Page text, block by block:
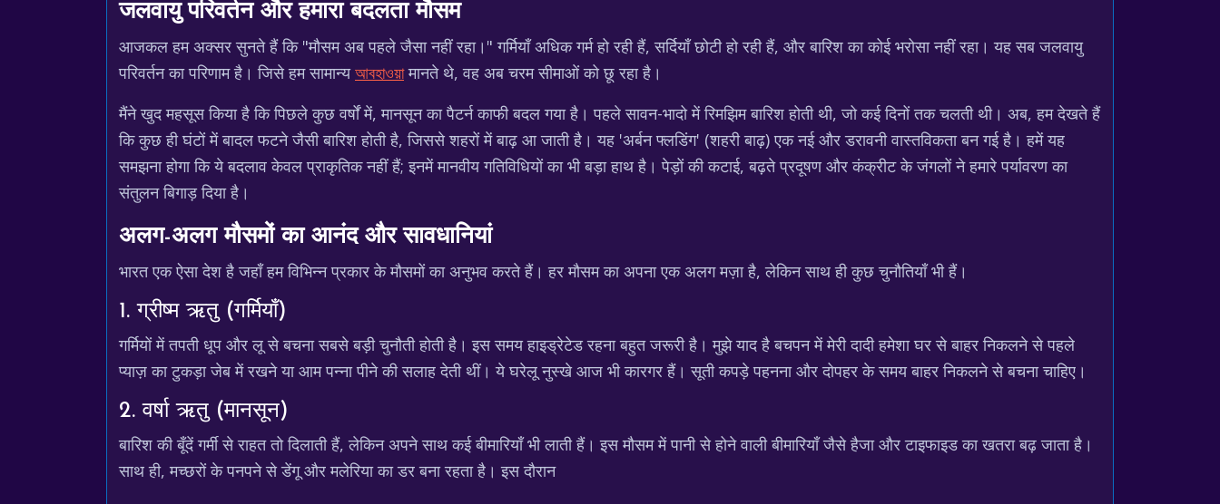
जलवायु परिवर्तन और हमारा बदलता मौसम
आजकल हम अक्सर सुनते हैं कि "मौसम अब पहले जैसा नहीं रहा।" गर्मियाँ अधिक गर्म हो रही हैं, सर्दियाँ छोटी हो रही हैं, और बारिश का कोई भरोसा नहीं रहा। यह सब जलवायु
परिवर्तन का परिणाम है। जिसे हम सामान्यআবহাওয়াमानते थे, वह अब चरम सीमाओं को छू रहा है।
मैंने खुद महसूस किया है कि पिछले कुछ वर्षों में, मानसून का पैटर्न काफी बदल गया है। पहले सावन-भादो में रिमझिम बारिश होती थी, जो कई दिनों तक चलती थी। अब, हम देखते हैं
कि कुछ ही घंटों में बादल फटने जैसी बारिश होती है, जिससे शहरों में बाढ़ आ जाती है। यह 'अर्बन फ्लडिंग' (शहरी बाढ़) एक नई और डरावनी वास्तविकता बन गई है। हमें यह
समझना होगा कि ये बदलाव केवल प्राकृतिक नहीं हैं; इनमें मानवीय गतिविधियों का भी बड़ा हाथ है। पेड़ों की कटाई, बढ़ते प्रदूषण और कंक्रीट के जंगलों ने हमारे पर्यावरण का
संतुलन बिगाड़ दिया है।
अलग-अलग मौसमों का आनंद और सावधानियां
भारत एक ऐसा देश है जहाँ हम विभिन्न प्रकार के मौसमों का अनुभव करते हैं। हर मौसम का अपना एक अलग मज़ा है, लेकिन साथ ही कुछ चुनौतियाँ भी हैं।
1. ग्रीष्म ऋतु (गर्मियाँ)
गर्मियों में तपती धूप और लू से बचना सबसे बड़ी चुनौती होती है। इस समय हाइड्रेटेड रहना बहुत जरूरी है। मुझे याद है बचपन में मेरी दादी हमेशा घर से बाहर निकलने से पहले
प्याज़ का टुकड़ा जेब में रखने या आम पन्ना पीने की सलाह देती थीं। ये घरेलू नुस्खे आज भी कारगर हैं। सूती कपड़े पहनना और दोपहर के समय बाहर निकलने से बचना चाहिए।
2. वर्षा ऋतु (मानसून)
बारिश की बूँदें गर्मी से राहत तो दिलाती हैं, लेकिन अपने साथ कई बीमारियाँ भी लाती हैं। इस मौसम में पानी से होने वाली बीमारियाँ जैसे हैजा और टाइफाइड का खतरा बढ़ जाता है।
साथ ही, मच्छरों के पनपने से डेंगू और मलेरिया का डर बना रहता है। इस दौरान